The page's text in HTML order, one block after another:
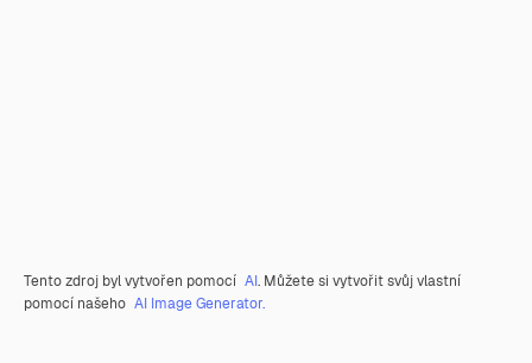
Tento zdroj byl vytvořen pomocí AI. Můžete si vytvořit svůj vlastní
pomocí našeho AI Image Generator.